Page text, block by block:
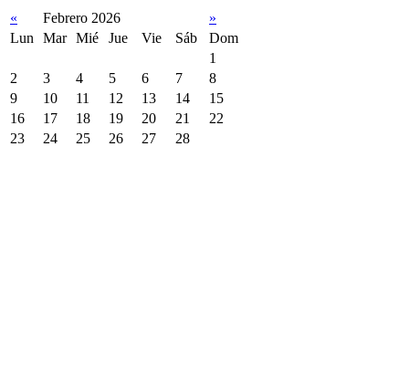
« Febrero 2026
»
Lun
Mar Mié Jue Vie Sáb
Dom
1
2
3 4 5 6 7
8
9
10 11 12 13 14
15
16
17 18 19 20 21
22
23
24 25 26 27 28